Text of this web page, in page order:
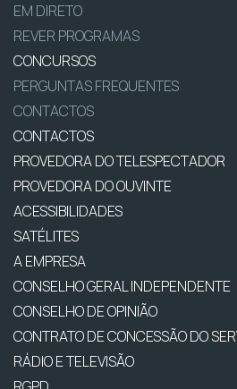
EM DIRETO
REVER PROGRAMAS
CONCURSOS
PERGUNTAS FREQUENTES
CONTACTOS
CONTACTOS
PROVEDORA DO TELESPECTADOR
PROVEDORA DO OUVINTE
ACESSIBILIDADES
SATÉLITES
A EMPRESA
CONSELHO GERAL INDEPENDENTE
CONSELHO DE OPINIÃO
CONTRATO DE CONCESSÃO DO
RÁDIO E TELEVISÃO